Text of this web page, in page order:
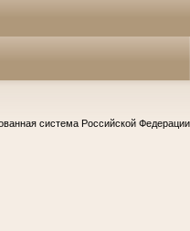
система Российской